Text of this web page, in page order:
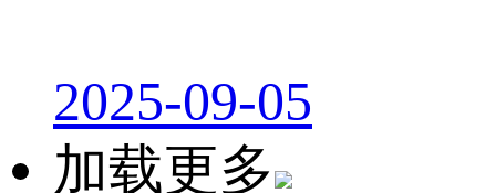
2025-09-05
加载更多